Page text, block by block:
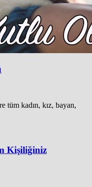
tüm kadın, kız, bayan,
Kişiliğiniz